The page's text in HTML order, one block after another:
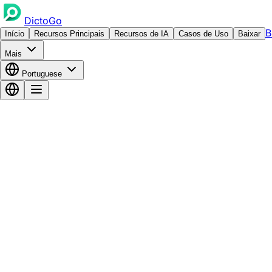
DictoGo
Início Recursos Principais Recursos de IA Casos de Uso Baixar
Mais
Portuguese